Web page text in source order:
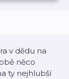
v dědu na
něco
ty nejhlubší